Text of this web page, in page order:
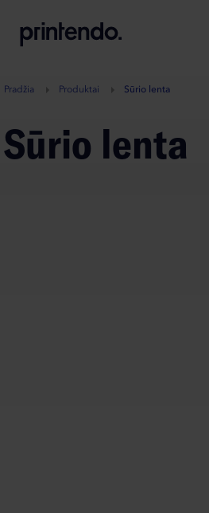
A
Pradžia Produktai Sūrio lenta
Sūrio lenta